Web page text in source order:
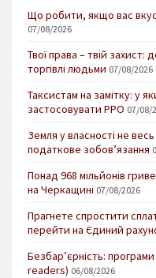
Що робити, якщо вас
07/08/2026
Твої права – твій
торгівлі людьми 07/08/2026
Таксистам на замітку: у
застосовувати РРО 07/08/
Земля у власності не
податкове зобов’язання
Понад 968 мільйонів
на Черкащині 07/08/2026
Прагнете спростити
перейти на Єдиний
Безбар’єрність:
readers) 06/08/2026